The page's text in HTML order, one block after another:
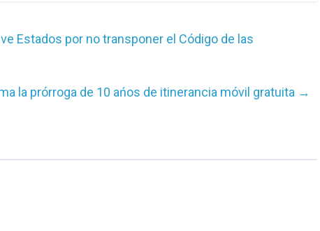
Estados por no transponer el Código de las
la prórroga de 10 ańos de itinerancia móvil gratuita →